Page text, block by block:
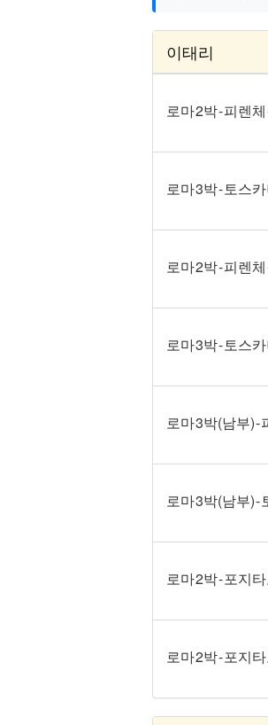
이태리
로마 2박 - 피렌
로마 3박 - 토스
로마 2박 - 피렌
로마 3박 - 토스
로마 3박(남부) -
로마 3박(남부) -
로마 2박 - 포지
로마 2박 - 포지